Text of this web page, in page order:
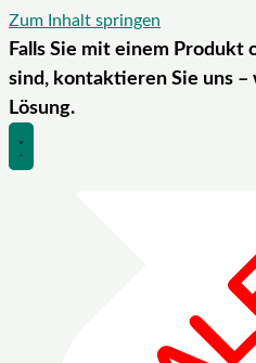
Zum Inhalt springen
Falls Sie mit einem
sind, kontaktieren Sie uns
Lösung.